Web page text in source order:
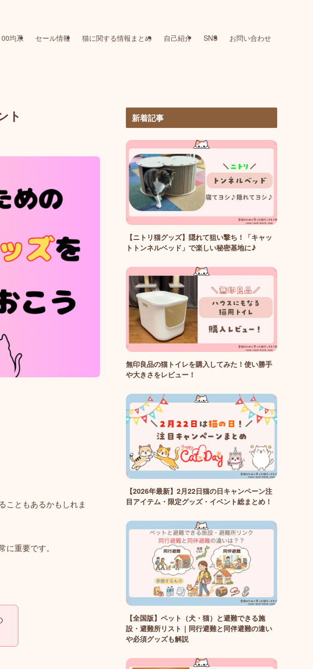
均系 セール情報 猫に関する情報まとめ 自己紹介 SNS お問い合わせ
ト
こともあるかもしれま
重要です。
新着記事
【ニトリ猫グッズ】隠れて狙い撃ち！「キャッ
トトンネルベッド」で楽しい秘密基地に♪
無印良品の猫トイレを購入してみた！使い勝手
や大きさをレビュー！
【2026年最新】2月22日猫の日キャンペーン注
目アイテム・限定グッズ・イベント総まとめ！
【全国版】ペット（犬・猫）と避難できる施
設・避難所リスト｜同行避難と同伴避難の違い
や必須グッズも解説